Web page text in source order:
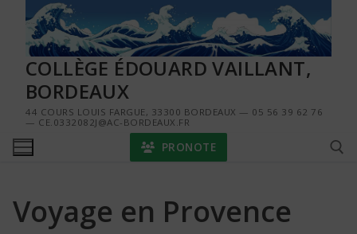
contenu
COLLÈGE ÉDOUARD VAILLANT,
BORDEAUX
44 COURS LOUIS FARGUE, 33300 BORDEAUX — 05 56 39 62 76
— CE.0332082J@AC-BORDEAUX.FR
PRONOTE
Rechercher :
Voyage en Provence